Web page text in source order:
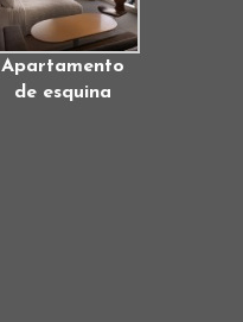
Apartamento
de esquina